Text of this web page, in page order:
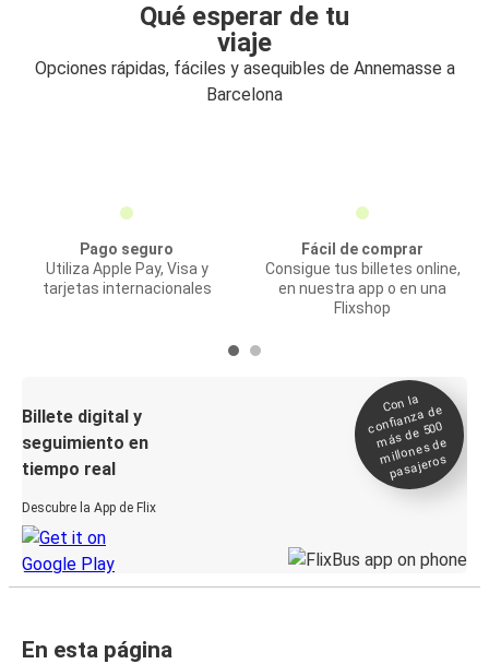
Qué esperar de tu
viaje
Opciones rápidas, fáciles y asequibles de Annemasse a
Barcelona
Pago seguro
Utiliza Apple Pay, Visa y
tarjetas internacionales
Fácil de comprar
Consigue tus billetes online,
en nuestra app o en una
Flixshop
Billete digital y
seguimiento en
tiempo real
Descubre la App de Flix
Con la
confianza de
más de 500
millones de
pasajeros
En esta página